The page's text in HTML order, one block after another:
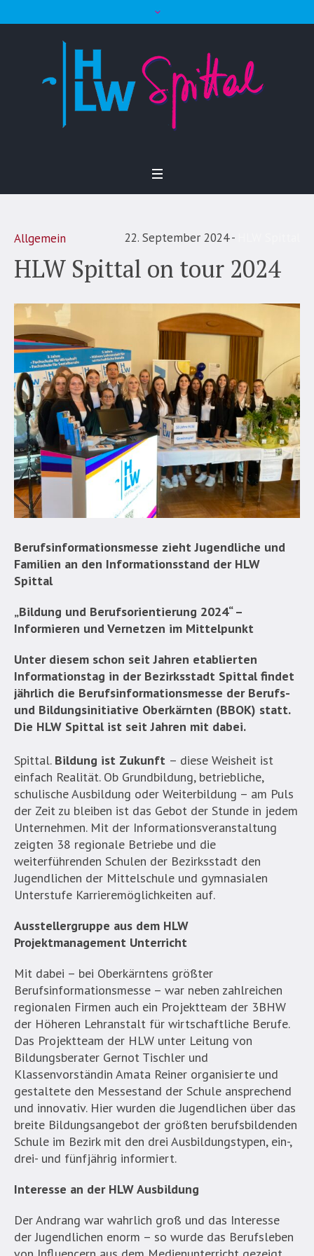
22. September 2024
Allgemein
HLW Spittal on tour 2024
Berufsinformationsmesse zieht Jugendliche und
Familien an den Informationsstand der HLW
Spittal
„Bildung und Berufsorientierung 2024“ –
Informieren und Vernetzen im Mittelpunkt
Unter diesem schon seit Jahren etablierten
Informationstag in der Bezirksstadt Spittal findet
jährlich die Berufsinformationsmesse der Berufs-
und Bildungsinitiative Oberkärnten (BBOK) statt.
Die HLW Spittal ist seit Jahren mit dabei.
Spittal. Bildung ist Zukunft – diese Weisheit ist
einfach Realität. Ob Grundbildung, betriebliche,
schulische Ausbildung oder Weiterbildung – am Puls
der Zeit zu bleiben ist das Gebot der Stunde in jedem
Unternehmen. Mit der Informationsveranstaltung
zeigten 38 regionale Betriebe und die
weiterführenden Schulen der Bezirksstadt den
Jugendlichen der Mittelschule und gymnasialen
Unterstufe Karrieremöglichkeiten auf.
Ausstellergruppe aus dem HLW
Projektmanagement Unterricht
Mit dabei – bei Oberkärntens größter
Berufsinformationsmesse – war neben zahlreichen
regionalen Firmen auch ein Projektteam der 3BHW
der Höheren Lehranstalt für wirtschaftliche Berufe.
Das Projektteam der HLW unter Leitung von
Bildungsberater Gernot Tischler und
Klassenvorständin Amata Reiner organisierte und
gestaltete den Messestand der Schule ansprechend
und innovativ. Hier wurden die Jugendlichen über das
breite Bildungsangebot der größten berufsbildenden
Schule im Bezirk mit den drei Ausbildungstypen, ein-,
drei- und fünfjährig informiert.
Interesse an der HLW Ausbildung
Der Andrang war wahrlich groß und das Interesse
der Jugendlichen enorm – so wurde das Berufsleben